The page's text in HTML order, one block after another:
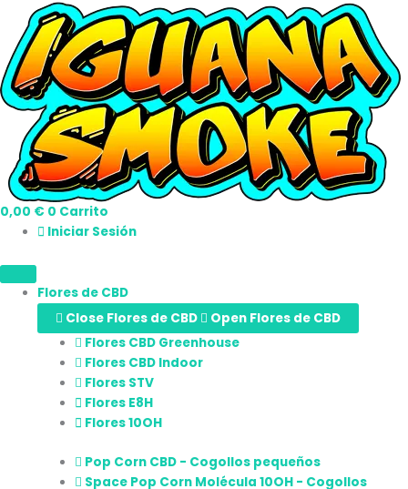
0,00 € 0 Carrito
Iniciar Sesión
Flores de CBD
Close Flores de CBD
Open Flores de CBD
Flores CBD Greenhouse
Flores CBD Indoor
Flores STV
Flores E8H
Flores 10OH
Pop Corn CBD - Cogollos pequeños
Space Pop Corn Molécula 10OH - Cogollos